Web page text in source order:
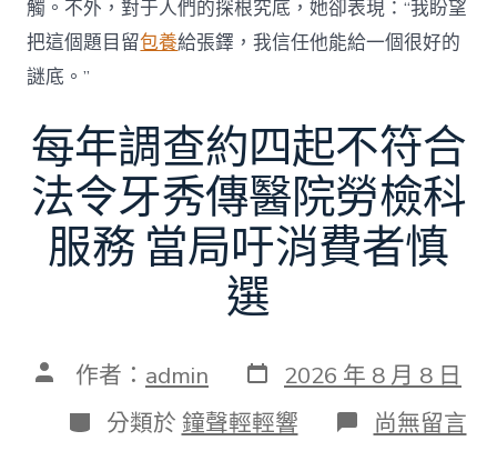
觸。不外，對于人們的探根究底，她卻表現：“我盼望
把這個題目留包養給張鐸，我信任他能給一個很好的
謎底。”
每年調查約四起不符合
法令牙秀傳醫院勞檢科
服務 當局吁消費者慎
選
文 作者： admin 發
表
日
期
2026 年 8 月 8 日
分
類
分類於 鐘聲輕輕響 在
〈每
尚無留言